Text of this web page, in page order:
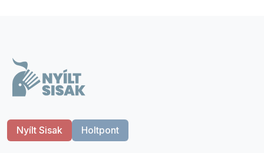
Nyílt Sisak Holtpont